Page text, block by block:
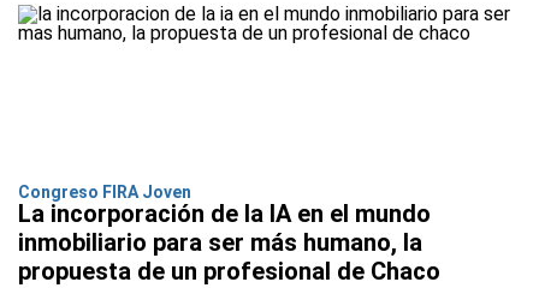
Congreso FIRA Joven
La incorporación de la IA en el mundo
inmobiliario para ser más humano, la
propuesta de un profesional de Chaco